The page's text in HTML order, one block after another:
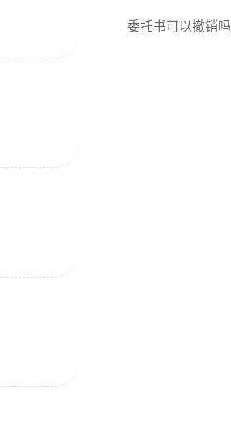
般包括这些条款
委托书可以撤销吗 房屋买卖公证可